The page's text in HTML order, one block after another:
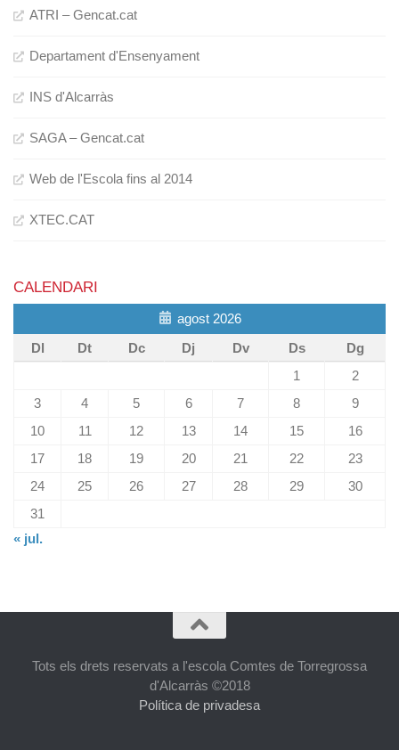
ATRI – Gencat.cat
Departament d'Ensenyament
INS d'Alcarràs
SAGA – Gencat.cat
Web de l'Escola fins al 2014
XTEC.CAT
CALENDARI
agost 2026
Dl
Dt Dc Dj Dv Ds
Dg
1
2
3
4 5 6 7 8
9
10
11 12 13 14 15
16
17
18 19 20 21 22
23
24
25 26 27 28 29
30
31
« jul.
Tots els drets reservats a l'escola Comtes de Torregrossa
d'Alcarràs ©2018
Política de privadesa